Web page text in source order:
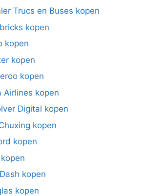
Trucs en Buses kopen
kopen
kopen
kopen
kopen
Airlines kopen
Digital kopen
kopen
kopen
kopen
kopen